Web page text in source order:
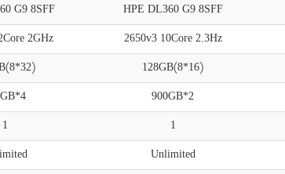
HPE DL360 G9 8SFF
G9 8SFF
2650v3 10Core 2.3Hz
2GHz
128GB(8*16)
900GB*2
1
1
Unlimited